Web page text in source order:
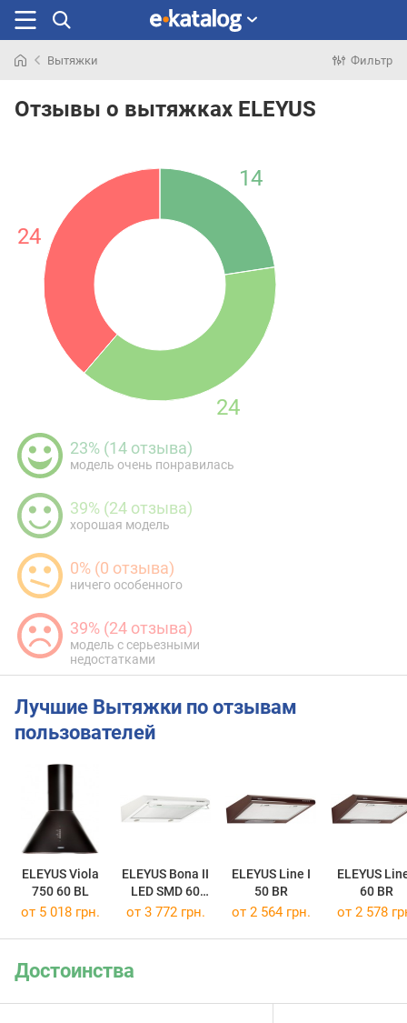
раньше
Вытяжки Фильтр
Отзывы о вытяжках ELEYUS
14
24
24
23% (14 отзыва)
модель очень понравилась
39% (24 отзыва)
хорошая модель
0% (0 отзыва)
ничего особенного
39% (24 отзыва)
модель с серьезными
недостатками
Лучшие Вытяжки по отзывам
пользователей
ELEYUS Viola
750 60 BL
ELEYUS Bona II
LED SMD 60
WH
ELEYUS Line I
50 BR
ELEYUS
60 BR
от 5 018 грн. от 3 772 грн. от 2 564 грн. от 2 578
Достоинства